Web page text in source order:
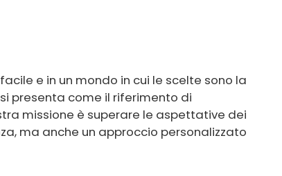
e in un mondo in cui le scelte sono la
presenta come il riferimento di
missione è superare le aspettative dei
ma anche un approccio personalizzato